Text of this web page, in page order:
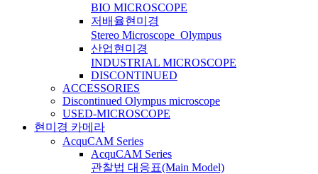
BIO MICROSCOPE
저배율현미경
Stereo Microscope_Olympus
산업현미경
INDUSTRIAL MICROSCOPE
DISCONTINUED
ACCESSORIES
Discontinued Olympus microscope
USED-MICROSCOPE
현미경 카메라
AcquCAM Series
AcquCAM Series
관찰법 대응표(Main Model)